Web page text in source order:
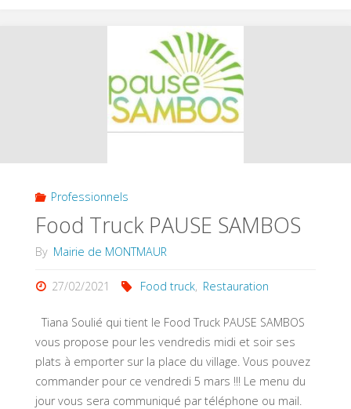
Professionnels
Food Truck PAUSE SAMBOS
By Mairie de MONTMAUR
27/02/2021 Food truck, Restauration
Tiana Soulié qui tient le Food Truck PAUSE SAMBOS
vous propose pour les vendredis midi et soir ses
plats à emporter sur la place du village. Vous pouvez
commander pour ce vendredi 5 mars !!! Le menu du
jour vous sera communiqué par téléphone ou mail.